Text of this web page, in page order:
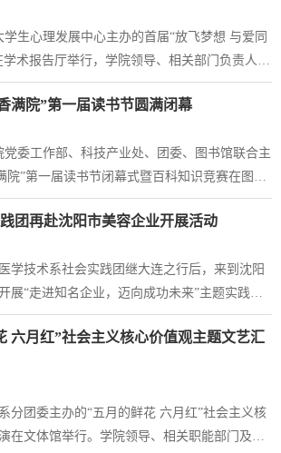
生心理发展中心主办的首届“放飞梦想 与爱同
术报告厅举行，学院领导、相关部门负责人出
次大赛得到了各系高度重视，从剧本的编排、
满院”第一届读书节圆满闭幕
党委工作部、科技产业处、团委、图书馆联合主
关部门负责人、教工“书香读者”获得者应邀出
团再赴沈阳市美容企业开展活动
学技术系社会实践团继大连之行后，来到沈阳
展“走进知名企业，迈向成功未来”主题实践活
研及体验。 由2013、2014级医疗美容技术专业
六月红”社会主义核心价值观主题文艺汇
分团委主办的“五月的鲜花 六月红”社会主义核
在文体馆举行。学院领导、相关职能部门及各